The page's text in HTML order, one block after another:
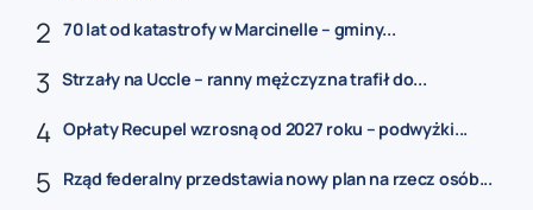
70 lat od katastrofy w Marcinelle – gminy...
Strzały na Uccle – ranny mężczyzna trafił do...
Opłaty Recupel wzrosną od 2027 roku – podwyżki...
Rząd federalny przedstawia nowy plan na rzecz osób...